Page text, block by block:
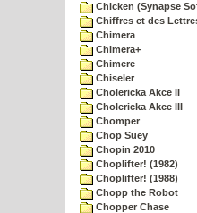
Chicken (Synapse
Chiffres et des
Chimera
Chimera+
Chimere
Chiseler
Cholericka Akce II
Cholericka Akce III
Chomper
Chop Suey
Chopin 2010
Choplifter! (1982)
Choplifter! (1988)
Chopp the Robot
Chopper Chase